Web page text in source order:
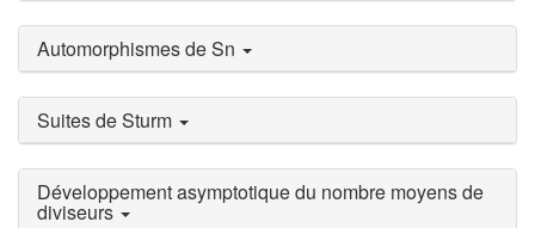
Automorphismes de Sn
Suites de Sturm
Développement asymptotique du nombre moyens de
diviseurs